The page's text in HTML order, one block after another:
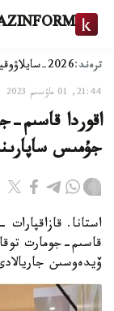
ترەند:2026-سايلاۋ
21:44, 01 ماۋسىم 2023
اقوردا قاسىم-
جۇمىس
استانا.
قاسىم-جومارت
ۆيدەوسىن